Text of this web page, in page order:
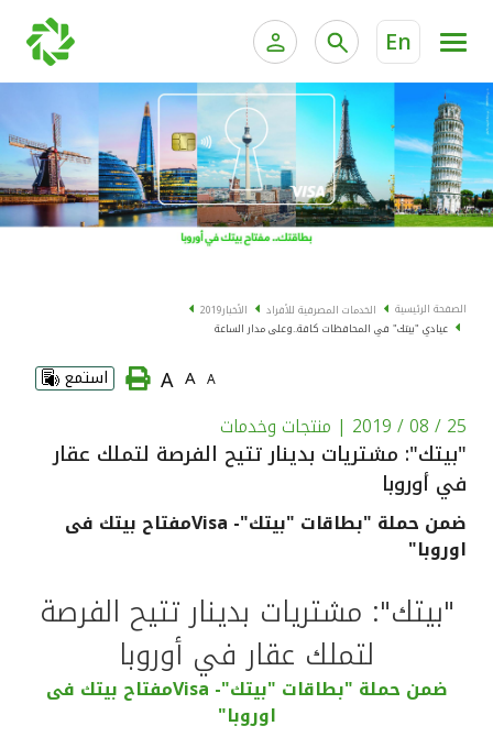
En
الخدمات المصرفية الإلكترونية للأفراد
الخدمات المصرفية الإلكترونية للشركات
خدمة "بيتك" للتداول الإلكتروني
الخدمات المصرفية للأفراد الخدمات المالية الخاصة
الحسابات المصرفية
"برامج العملاء"
الاستثمار
القنوات المصرفية
أدوات وخدمات
خدمات ما بعد البيع
الصفحة الرئيسية الخدمات المصرفية للأفراد الأخبار2019
عيادي "بيتك" في المحافظات كافة..وعلى مدار الساعة
A
A
A استمع
25 / 08 / 2019 | منتجات وخدمات
"بيتك": مشتريات بدينار تتيح الفرصة لتملك عقار
في أوروبا
ضمن حملة "بطاقات "بيتك"- Visaمفتاح بيتك فى
اوروبا"
"بيتك": مشتريات بدينار تتيح الفرصة
لتملك عقار في أوروبا
ضمن حملة "بطاقات "بيتك"- Visaمفتاح بيتك فى
اوروبا"